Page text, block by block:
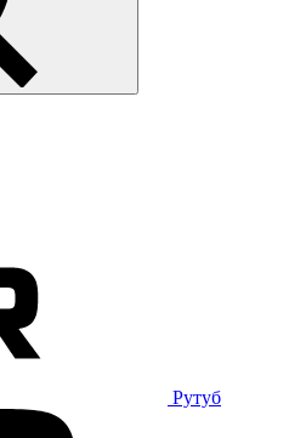
Рутуб